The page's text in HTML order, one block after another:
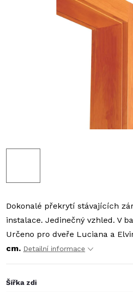
Dokonalé překrytí stávajících
instalace. Jedinečný vzhled. V
Určeno pro dveře Luciana a
cm. Detailní informace
Šířka zdi